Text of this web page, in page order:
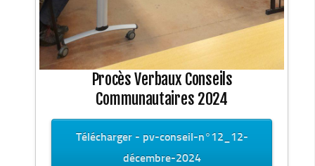
Procès Verbaux Conseils
Communautaires 2024
Télécharger - pv-conseil-n°12_12-
décembre-2024